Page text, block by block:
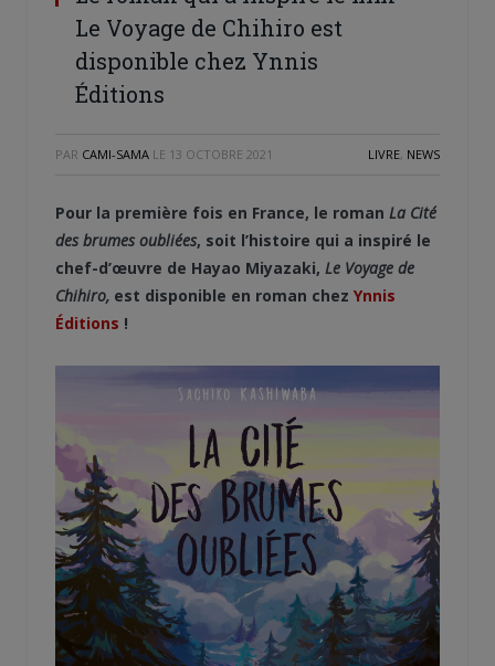
Le Voyage de Chihiro est
disponible chez Ynnis
Éditions
PAR CAMI-SAMA LE 13 OCTOBRE 2021 LIVRE, NEWS
Pour la première fois en France, le roman La Cité
des brumes oubliées, soit l’histoire qui a inspiré le
chef-d’œuvre de Hayao Miyazaki, Le Voyage de
Chihiro, est disponible en roman chez Ynnis
Éditions !